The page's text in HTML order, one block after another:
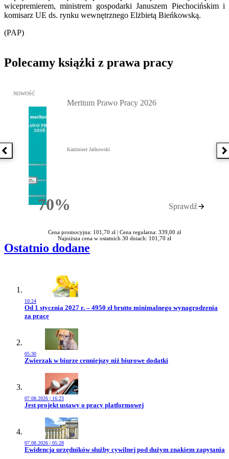
wicepremierem, ministrem gospodarki Januszem Piechocińskim i
komisarz UE ds. rynku wewnętrznego Elżbietą Bieńkowską.
(PAP)
Polecamy książki z prawa pracy
Poprzednia książka
Przejdź do: Meritum Prawo Pracy 2026, Kazimierz Jaśkowski -
NOWOŚĆ
70%Rabatu
Meritum Prawo Pracy 2026
Kazimierz Jaśkowski
Sprawdź
Cena promocyjna: 101,70 zł | Cena regularna: 339,00 zł
Najniższa cena w ostatnich 30 dniach: 101,70 zł
Ostatnio dodane
10:24
Przejdź do artykułu:
Od 1 stycznia 2027 r. – 4950 zł brutto minimalnego wynagrodzenia
za pracę
05:30
Przejdź do artykułu:
Zwierzak w biurze cenniejszy niż biurowe dodatki
07.08.2026 | 16:23
Przejdź do artykułu:
Jest projekt ustawy o pracy platformowej
07.08.2026 | 05:28
Przejdź do artykułu:
Ewidencja urzędników służby cywilnej pod dużym znakiem zapytania